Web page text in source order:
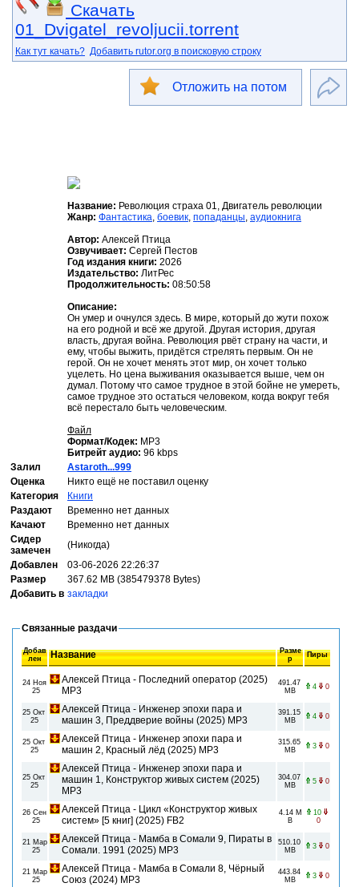
Скачать
01_Dvigatel_revoljucii.torrent
Как тут качать? Добавить rutor.org в поисковую строку
Отложить на потом
Название: Революция страха 01, Двигатель революции
Жанр: Фантастика, боевик, попаданцы, аудиокнига
Автор: Алексей Птица
Озвучивает: Сергей Пестов
Год издания книги: 2026
Издательство: ЛитРес
Продолжительность: 08:50:58
Описание:
Он умер и очнулся здесь. В мире, который до жути похож
на его родной и всё же другой. Другая история, другая
власть, другая война. Революция рвёт страну на части, и
ему, чтобы выжить, придётся стрелять первым. Он не
герой. Он не хочет менять этот мир, он хочет только
уцелеть. Но цена выживания оказывается выше, чем он
думал. Потому что самое трудное в этой бойне не умереть,
самое трудное это остаться человеком, когда вокруг тебя
всё перестало быть человеческим.
Файл
Формат/Кодек: MP3
Битрейт аудио: 96 kbps
Залил
Astaroth...999
Оценка
Никто ещё не поставил оценку
Категория
Книги
Раздают
Временно нет данных
Качают
Временно нет данных
Сидер
замечен
(Никогда)
Добавлен
03-06-2026 22:26:37
Размер
367.62 MB (385479378 Bytes)
Добавить в закладки
Связанные раздачи
Добав
лен
Название
Разме
р
Пиры
24 Ноя
25
Алексей Птица - Последний оператор (2025)
MP3
491.47
MB
4 0
25 Окт
25
Алексей Птица - Инженер эпохи пара и
машин 3, Преддверие войны (2025) МР3
391.15
MB
4 0
25 Окт
25
Алексей Птица - Инженер эпохи пара и
машин 2, Красный лёд (2025) МР3
315.65
MB
3 0
25 Окт
25
Алексей Птица - Инженер эпохи пара и
машин 1, Конструктор живых систем (2025)
МР3
304.07
MB
5 0
26 Сен
25
Алексей Птица - Цикл «Конструктор живых
систем» [5 книг] (2025) FB2
4.14 M
B
10
0
21 Мар
25
Алексей Птица - Мамба в Сомали 9, Пираты в
Сомали. 1991 (2025) МР3
510.10
MB
3 0
21 Мар
25
Алексей Птица - Мамба в Сомали 8, Чёрный
Союз (2024) МР3
443.84
MB
3 0